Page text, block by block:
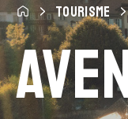
TOURISME